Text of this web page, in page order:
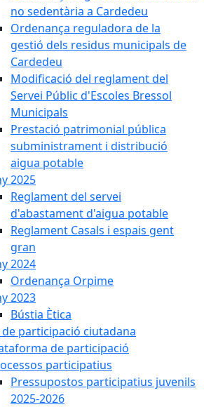
no sedentària a Cardedeu
Ordenança reguladora de la
gestió dels residus municipals de
Cardedeu
Modificació del reglament del
Servei Públic d'Escoles Bressol
Municipals
Prestació patrimonial pública
subministrament i distribució
aigua potable
2025
Reglament del servei
d'abastament d'aigua potable
Reglament Casals i espais gent
gran
2024
Ordenança Orpime
2023
Bústia Ètica
de participació ciutadana
de participació
participatius
Pressupostos participatius juvenils
2025-2026